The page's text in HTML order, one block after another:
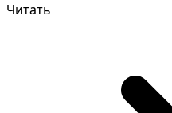
Читать